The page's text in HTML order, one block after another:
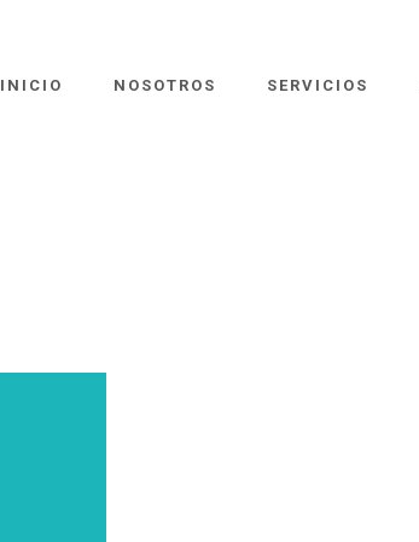
INICIO NOSOTROS SERVICIOS